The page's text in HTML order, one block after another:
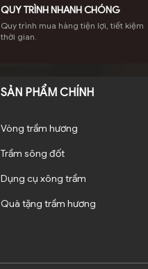
QUY TRÌNH NHANH CHÓNG
Quy trình mua hàng tiện lợi, tiết kiệm
thời gian.
SẢN PHẨM CHÍNH
Vòng trầm hương
Trầm sông đốt
Dụng cụ xông trầm
Quà tặng trầm hương